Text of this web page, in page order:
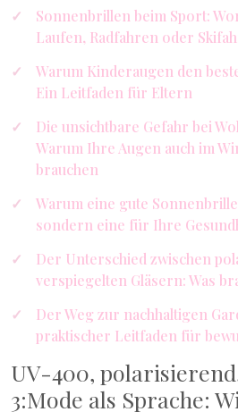
Sonnenbrillen beim Sport:
Laufen, Radfahren oder
Warum Kinderaugen den
Ein Leitfaden für Eltern
Die unsichtbare Gefahr bei
Warum Ihre Augen auch im
brauchen
Warum eine gute
sondern eine für Ihre
Der Unterschied zwischen
verspiegelten Gläsern: Was
Der Weg zur nachhaltigen
praktischer Leitfaden für
UV-400,
3:Mode als Sprache: